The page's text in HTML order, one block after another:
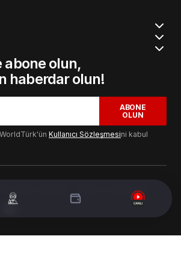
abone olun,
haberdar olun!
ABONE
OLUN
Kullanıcı Sözleşmesini kabul
Hakları Saklıdır. - Tasarım & Geliştirme :